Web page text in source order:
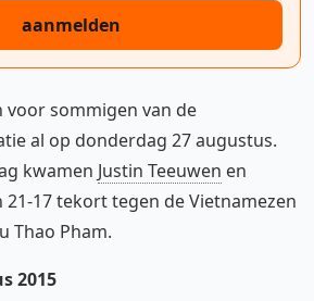
aanmelden
sommigen van de
al op donderdag 27 augustus.
kwamen Justin Teeuwen en
21-17 tekort tegen de Vietnamezen
Thao Pham.
2015